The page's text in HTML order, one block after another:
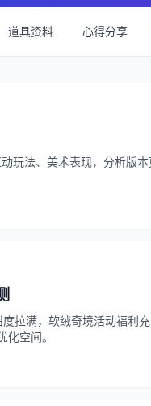
道具资料 心得分享
玩法、美术表现，分析版
拉满，软绒奇境活动福利
空间。